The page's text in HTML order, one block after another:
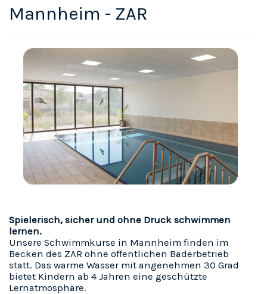
Mannheim - ZAR
Spielerisch, sicher und ohne Druck schwimmen
lernen.
Unsere Schwimmkurse in Mannheim finden im
Becken des ZAR ohne öffentlichen Bäderbetrieb
statt. Das warme Wasser mit angenehmen 30 Grad
bietet Kindern ab 4 Jahren eine geschützte
Lernatmosphäre.